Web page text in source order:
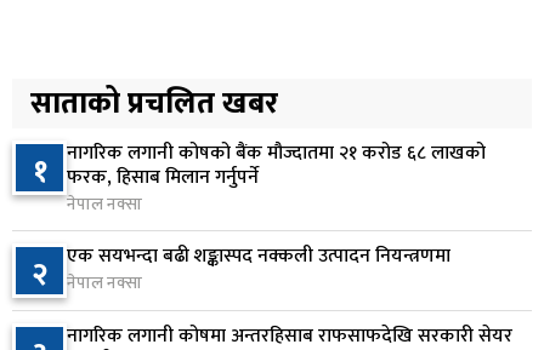
५
ठक्कर दिँदा किशोरको मृत्यु
१ दिन अघि
६
प्रतिनिधिसभा बैठक बस्दै , पाँच विधेयक र प्रतिवेदन
प्रस्तुत हुने
१ दिन अघि
७
आज बस्ने भनिएको राष्ट्रिय सभाको बैठक बुधबारका लागि
सर्‍यो
साताको प्रचलित खबर
१ नागरिक लगानी कोषको बैंक मौज्दातमा २१ करोड ६८ लाखको
फरक, हिसाब मिलान गर्नुपर्ने
नेपाल नक्सा
२ एक सयभन्दा बढी शङ्कास्पद नक्कली उत्पादन नियन्त्रणमा
नेपाल नक्सा
नागरिक लगानी कोषमा अन्तरहिसाब राफसाफदेखि सरकारी सेयर